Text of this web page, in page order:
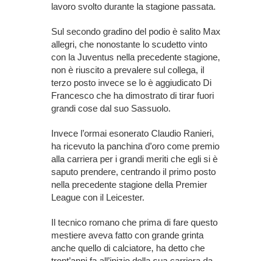
lavoro svolto durante la stagione passata.
Sul secondo gradino del podio è salito Max
allegri, che nonostante lo scudetto vinto
con la Juventus nella precedente stagione,
non è riuscito a prevalere sul collega, il
terzo posto invece se lo è aggiudicato Di
Francesco che ha dimostrato di tirar fuori
grandi cose dal suo Sassuolo.
Invece l’ormai esonerato Claudio Ranieri,
ha ricevuto la panchina d’oro come premio
alla carriera per i grandi meriti che egli si è
saputo prendere, centrando il primo posto
nella precedente stagione della Premier
League con il Leicester.
Il tecnico romano che prima di fare questo
mestiere aveva fatto con grande grinta
anche quello di calciatore, ha detto che